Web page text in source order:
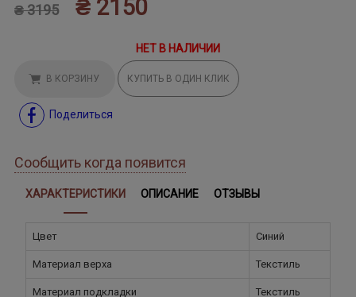
₴ 3195 ₴ 2150
НЕТ В НАЛИЧИИ
В КОРЗИНУ КУПИТЬ В ОДИН КЛИК
Поделиться
Сообщить когда появится
ХАРАКТЕРИСТИКИ ОПИСАНИЕ ОТЗЫВЫ
Цвет Синий
Материал верха Текстиль
Материал подкладки Текстиль